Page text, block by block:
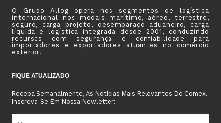
O Grupo Allog opera nos segmentos de logística
internacional nos modais marítimo, aéreo, terrestre,
seguro, carga projeto, desembaraço aduaneiro, carga
líquida e logística integrada desde 2001, conduzindo
recursos com segurança e confiabilidade para
importadores e exportadores atuantes no comércio
exterior.
FIQUE ATUALIZADO
Receba Semanalmente, As Notícias Mais Relevantes Do Comex.
Inscreva-Se Em Nossa Newletter: